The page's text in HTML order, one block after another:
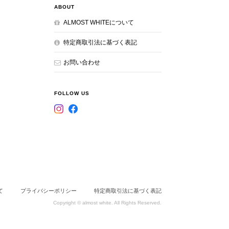
ABOUT
ALMOST WHITEについて
特定商取引法に基づく表記
お問い合わせ
FOLLOW US
プライバシーポリシー 特定商取引法に基づく表記
Copyright © almost white. All Rights Reserved.